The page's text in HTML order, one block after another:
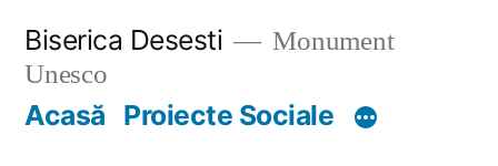
content
Biserica Desesti
Monument
Unesco
Acasă Proiecte Sociale